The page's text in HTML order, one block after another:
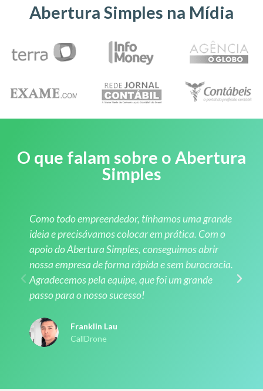
Abertura Simples na Mídia
O que falam sobre o Abertura
Simples
Como todo empreendedor, tínhamos uma grande
ideia e precisávamos colocar em prática. Com o
apoio do Abertura Simples, conseguimos abrir
nossa empresa de forma rápida e sem burocracia.
Agradecemos pela equipe, que foi um grande
passo para o nosso sucesso!
Franklin Lau
CallDrone